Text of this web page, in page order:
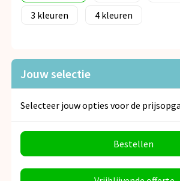
Vrije tijd en Strand
3
4
Jouw selectie
Selecteer jouw opties voor de
Bestellen